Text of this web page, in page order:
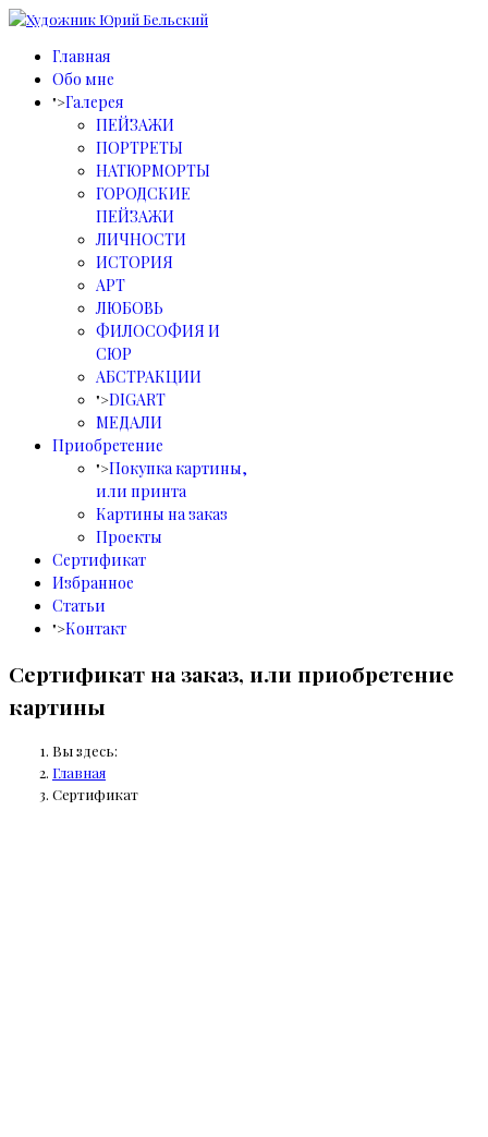
Главная
Обо мне
">Галерея
ПЕЙЗАЖИ
ПОРТРЕТЫ
НАТЮРМОРТЫ
ГОРОДСКИЕ
ПЕЙЗАЖИ
ЛИЧНОСТИ
ИСТОРИЯ
АРТ
ЛЮБОВЬ
ФИЛОСОФИЯ И
СЮР
АБСТРАКЦИИ
">DIGART
МЕДАЛИ
Приобретение
">Покупка картины,
или принта
Картины на заказ
Проекты
Сертификат
Избранное
Статьи
">Контакт
Сертификат на заказ, или приобретение
картины
Вы здесь:
Главная
Сертификат